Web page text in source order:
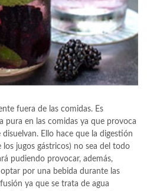
fuera de las comidas. Es
pura en las comidas ya que provoca
Ello hace que la digestión
los jugos gástricos) no sea del todo
pudiendo provocar, además,
por una bebida durante las
ya que se trata de agua